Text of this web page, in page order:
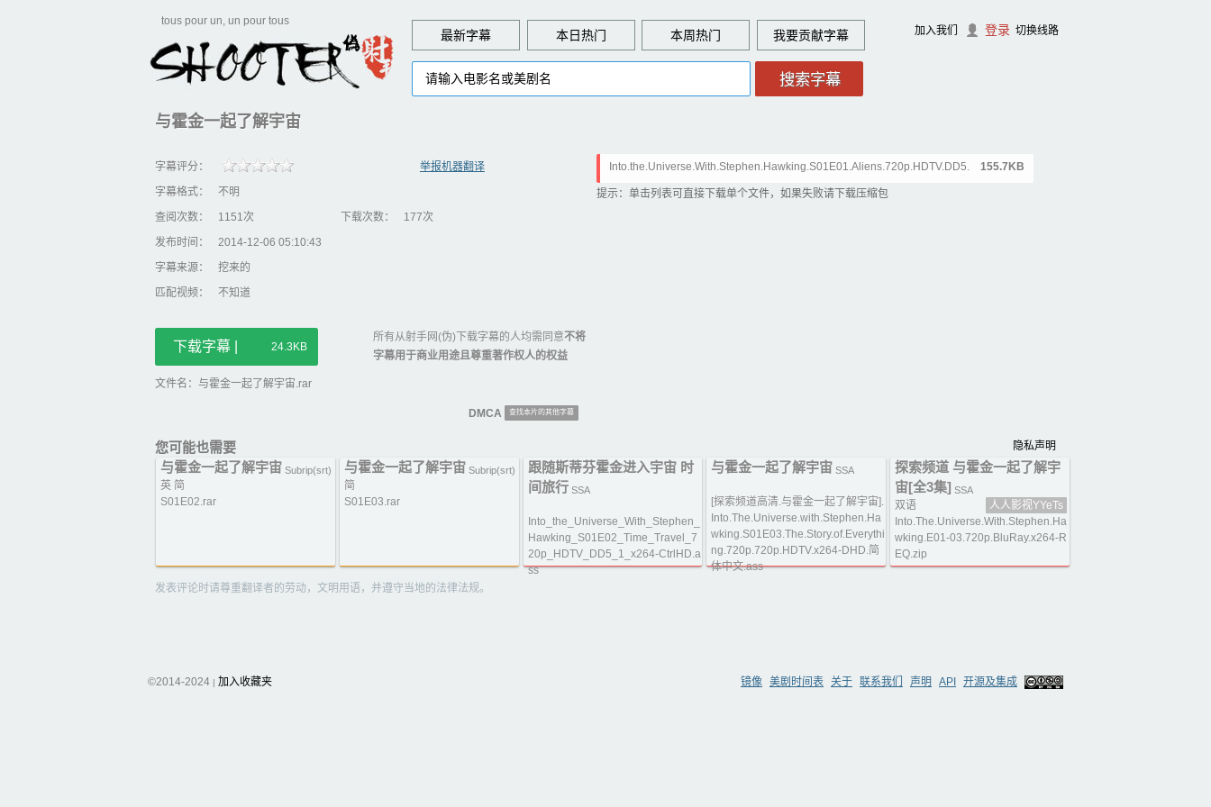
tous pour un, un pour tous
最新字幕 本日热门 本周热门 贡献字幕 加入我们 登录 切换线路
与霍金一起了解宇宙
字幕评分：
举报机器翻译
字幕格式：
不明
查阅次数：
1151次 下载次数：
177次
发布时间：
2014-12-06 05:10:43
字幕来源：
挖来的
匹配视频：
不知道
下载字幕 | 24.3KB
所有从射手网(伪)下载字幕的人均需同意不将
字幕用于商业用途且尊重著作权人的权益
文件名：与霍金一起了解宇宙.rar
Into.the.Universe.With.Stephen.Hawking.S01E01.Aliens.720p.HDTV.DD5.
1.x264-CtrlHD.ass
155.7KB
提示：单击列表可直接下载单个文件，如果失败请下载压缩包
DMCA 查找本片的其他字幕
您可能也需要 隐私声明
与霍金一起了解宇宙 Subrip(srt)
英 简
S01E02.rar
与霍金一起了解宇宙 Subrip(srt)
简
S01E03.rar
跟随斯蒂芬霍金进入宇宙 时
间旅行 SSA
Into_the_Universe_With_Stephen_
Hawking_S01E02_Time_Travel_7
20p_HDTV_DD5_1_x264-CtrlHD.a
ss
与霍金一起了解宇宙 SSA
[探索频道高清.与霍金一起了解宇宙].
Into.The.Universe.with.Stephen.Ha
wking.S01E03.The.Story.of.Everythi
ng.720p.720p.HDTV.x264-DHD.简
体中文.ass
探索频道 与霍金一起了解宇
宙[全3集] SSA
双语
人人影视YYeTs
Into.The.Universe.With.Stephen.Ha
wking.E01-03.720p.BluRay.x264-R
EQ.zip
发表评论时请尊重翻译者的劳动，文明用语，并遵守当地的法律法规。
©2014-2024 | 加入收藏夹 镜像 美剧时间表 关于 联系我们 声明 API 开源及集成